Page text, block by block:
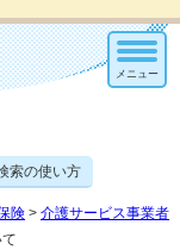
索の使い方
メニュー
険 > 介護サービス事業者